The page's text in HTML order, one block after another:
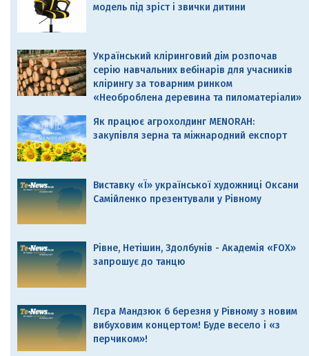
модель під зріст і звички дитини
Український кліринговий дім розпочав
серію навчальних вебінарів для учасників
клірингу за товарним ринком
«Необроблена деревина та пиломатеріали»
Як працює агрохолдинг MENORAH:
закупівля зерна та міжнародний експорт
Виставку «Ї» української художниці Оксани
Самійленко презентували у Рівному
Рівне, Нетішин, Здолбунів - Академія «FOX»
запрошує до танцю
Лєра Мандзюк 6 березня у Рівному з новим
вибуховим концертом! Буде весело і «з
перчиком»!